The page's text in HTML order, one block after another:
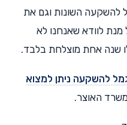
להשקעה השונות וגם את
מנת לוודא שאנחנו לא
שנה אחת מוצלחת בלבד.
להשקעה ניתן למצוא
האוצר.